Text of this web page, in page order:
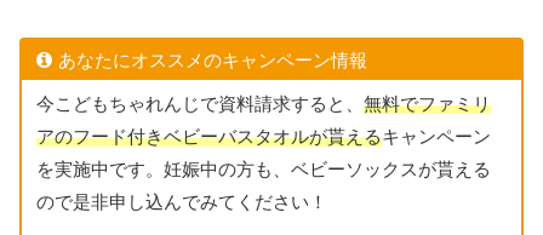
あなたにオススメのキャンペーン情報
今こどもちゃれんじで資料請求すると、 無料でファミリ
アのフード付きベビーバスタオルが貰えるキャンペーン
を実施中です。妊娠中の方も、ベビーソックスが貰える
ので是非申し込んでみてください！